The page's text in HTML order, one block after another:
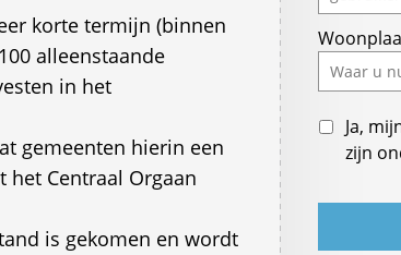
korte termijn (binnen
alleenstaande
in het
gemeenten hierin een
Centraal Orgaan
is gekomen en wordt
Ja,
zijn